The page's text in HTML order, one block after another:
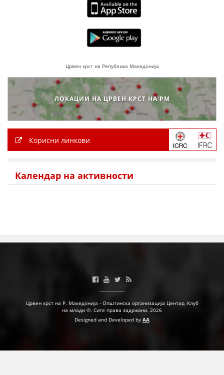
МЕЃУНАРОДНА СОРАБОТКА
ДОГОВОРИ
ЗДРАВСТВЕНО ПРЕВЕНТИВНА ДЕЈНОСТ
ПРВА ПОМОШ
КРВОДАРИТЕЛСТВО
СТРАТЕГИИ
Црвен крст на Република Македонија
ЛОКАЦИИ НА ЦРВЕН КРСТ НА РМ
Корисни линкови
Календар на активности
Црвен крст на Р. Македонија - Општинска организација Центар, Клуб
на млади ©. Сите права задржани. 2026
Designed and Developed by AA